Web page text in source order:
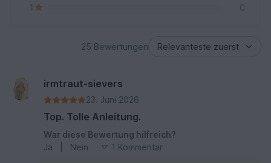
1
0
25 Bewertungen
irmtraut-sievers
23. Juni 2026
Top. Tolle Anleitung.
War diese Bewertung hilfreich?
Ja
Nein 1 Kommentar